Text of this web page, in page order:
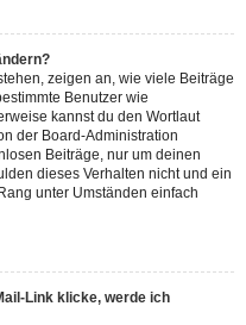
zeigen an, wie viele Beiträge
Benutzer wie
kannst du den Wortlaut
der Board-Administration
Beiträge, nur um deinen
dieses Verhalten nicht und ein
unter Umständen einfach
Link klicke, werde ich